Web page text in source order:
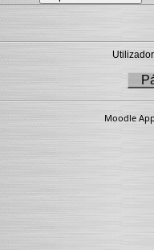
Moodle